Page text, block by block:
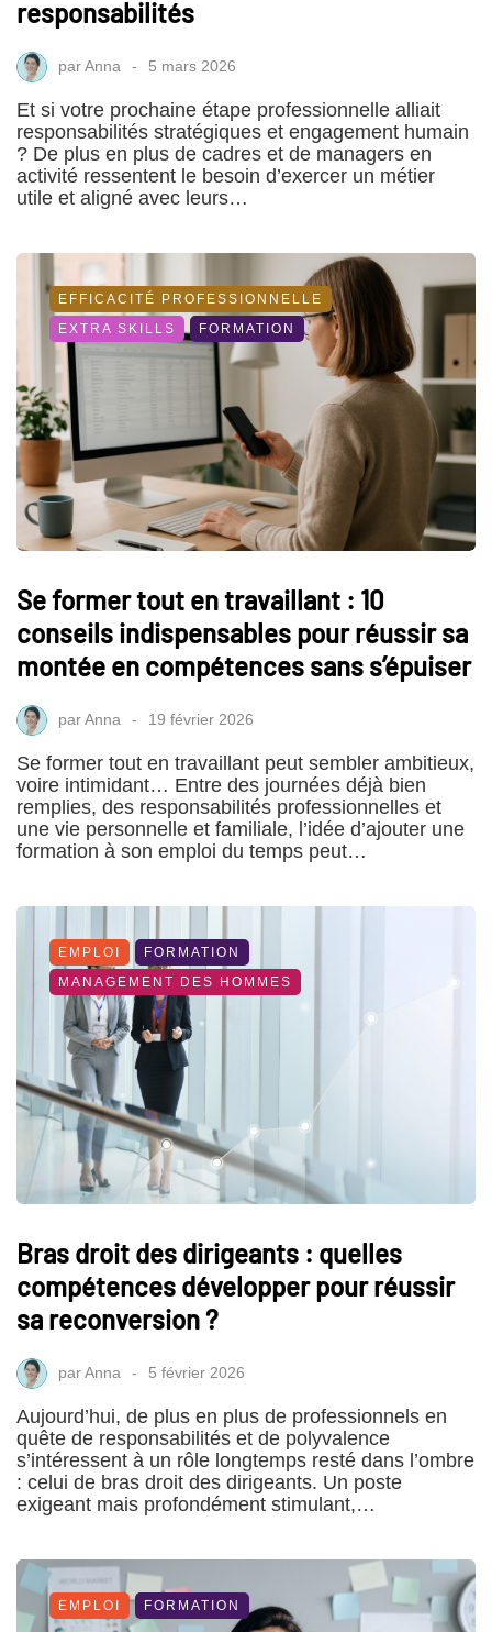
responsabilités
parAnna 5 mars 2026
Et si votre prochaine étape professionnelle alliait
responsabilités stratégiques et engagement humain
? De plus en plus de cadres et de managers en
activité ressentent le besoin d’exercer un métier
utile et aligné avec leurs…
EFFICACITÉ PROFESSIONNELLE
EXTRA SKILLS
FORMATION
Se former tout en travaillant : 10
conseils indispensables pour réussir sa
montée en compétences sans s’épuiser
parAnna 19 février 2026
Se former tout en travaillant peut sembler ambitieux,
voire intimidant… Entre des journées déjà bien
remplies, des responsabilités professionnelles et
une vie personnelle et familiale, l’idée d’ajouter une
formation à son emploi du temps peut…
EMPLOI
FORMATION
MANAGEMENT DES HOMMES
Bras droit des dirigeants : quelles
compétences développer pour réussir
sa reconversion ?
parAnna 5 février 2026
Aujourd’hui, de plus en plus de professionnels en
quête de responsabilités et de polyvalence
s’intéressent à un rôle longtemps resté dans l’ombre
: celui de bras droit des dirigeants. Un poste
exigeant mais profondément stimulant,…
EMPLOI FORMATION